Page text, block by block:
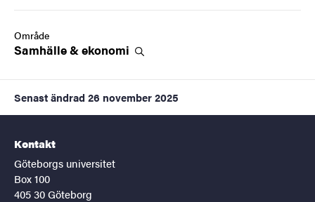
Område
Samhälle &ekonomi
Senast ändrad 26 november 2025
Kontakt
Göteborgs universitet
Box 100
405 30 Göteborg